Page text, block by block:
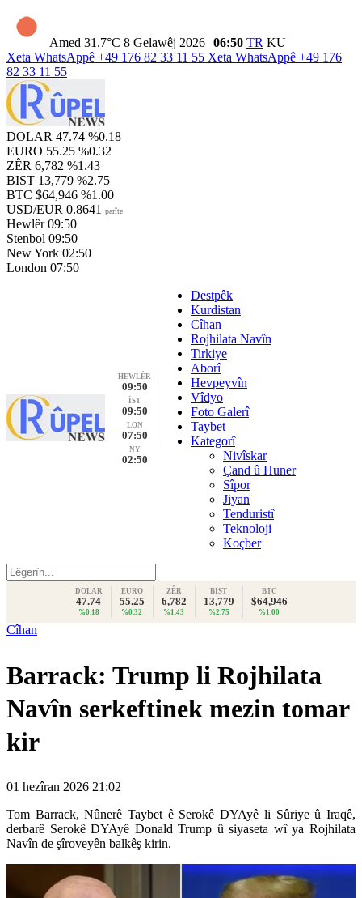
Amed 31.7°C 8 Gelawêj 2026 06:50 TR KU
Xeta WhatsAppê +49 176 82 33 11 55 Xeta WhatsAppê +49 176
82 33 11 55
DOLAR 47.74 %0.18
EURO 55.25 %0.32
ZÊR 6,782 %1.43
BIST 13,779 %2.75
BTC $64,946 %1.00
USD/EUR 0.8641 parîte
Hewlêr 09:50
Stenbol 09:50
New York 02:50
London 07:50
HEWLÊR
09:50
İST
09:50
LON
07:50
NY
02:50
Destpêk
Kurdistan
Cîhan
Rojhilata Navîn
Tirkiye
Aborî
Hevpeyvîn
Vîdyo
Foto Galerî
Taybet
Kategorî
Nivîskar
Çand û Huner
Sîpor
Jiyan
Tenduristî
Teknoloji
Koçber
DOLAR
47.74
%0.18
EURO
55.25
%0.32
ZÊR
6,782
%1.43
BIST
13,779
%2.75
BTC
$64,946
%1.00
Cîhan
Barrack: Trump li Rojhilata
Navîn serkeftinek mezin tomar
kir
01 hezîran 2026 21:02
Tom Barrack, Nûnerê Taybet ê Serokê DYAyê li Sûriye û Iraqê,
derbarê Serokê DYAyê Donald Trump û siyaseta wî ya Rojhilata
Navîn de şîroveyên balkêş kirin.